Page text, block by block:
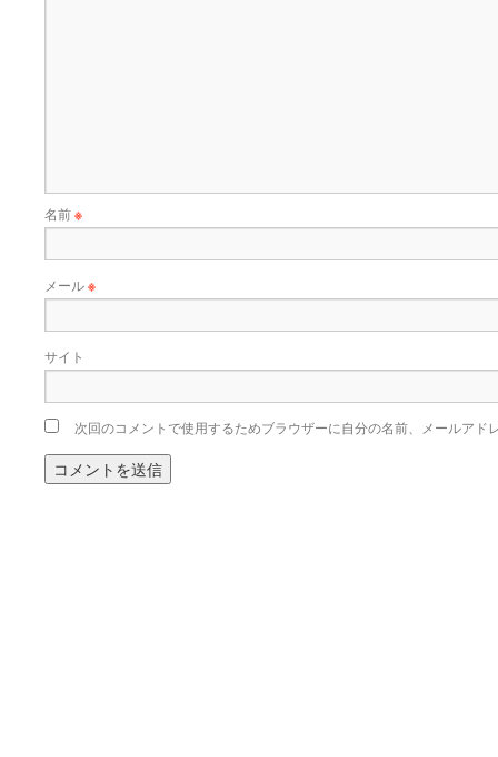
名前※
メール※
サイト
次回のコメントで使用するためブラウザーに自分の名前、メールアド